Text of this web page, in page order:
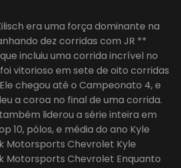
era uma força dominante na
dez corridas com JR **
incluiu uma corrida incrível no
vitorioso em sete de oito corridas
chegou até o Campeonato 4, e
a coroa no final de uma corrida.
liderou a série inteira em
10, pólos, e média do ano Kyle
Motorsports Chevrolet Kyle
Motorsports Chevrolet Enquanto